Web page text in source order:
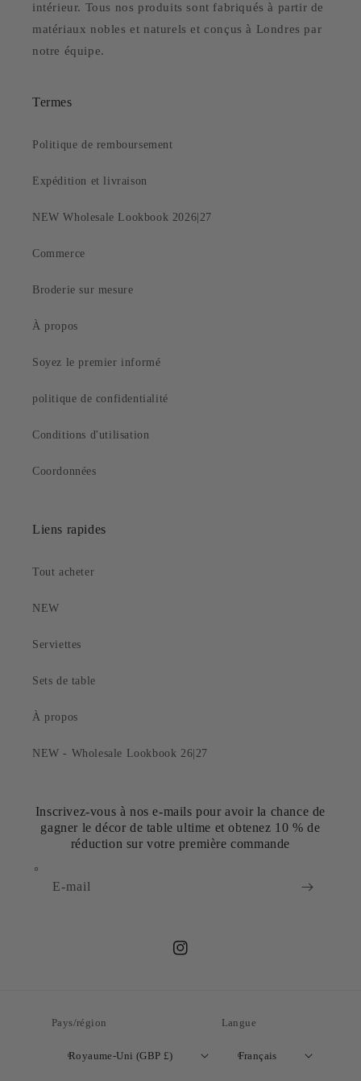
intérieur. Tous nos produits sont fabriqués à partir de
matériaux nobles et naturels et conçus à Londres par
notre équipe.
Termes
Politique de remboursement
Expédition et livraison
NEW Wholesale Lookbook 2026|27
Commerce
Broderie sur mesure
À propos
Soyez le premier informé
politique de confidentialité
Conditions d'utilisation
Coordonnées
Liens rapides
Tout acheter
NEW
Serviettes
Sets de table
À propos
NEW - Wholesale Lookbook 26|27
Inscrivez-vous à nos e-mails pour avoir la chance de
gagner le décor de table ultime et obtenez 10 % de
réduction sur votre première commande
E-mail
Instagram
Pays/région
Royaume-Uni (GBP £)
Langue
Français